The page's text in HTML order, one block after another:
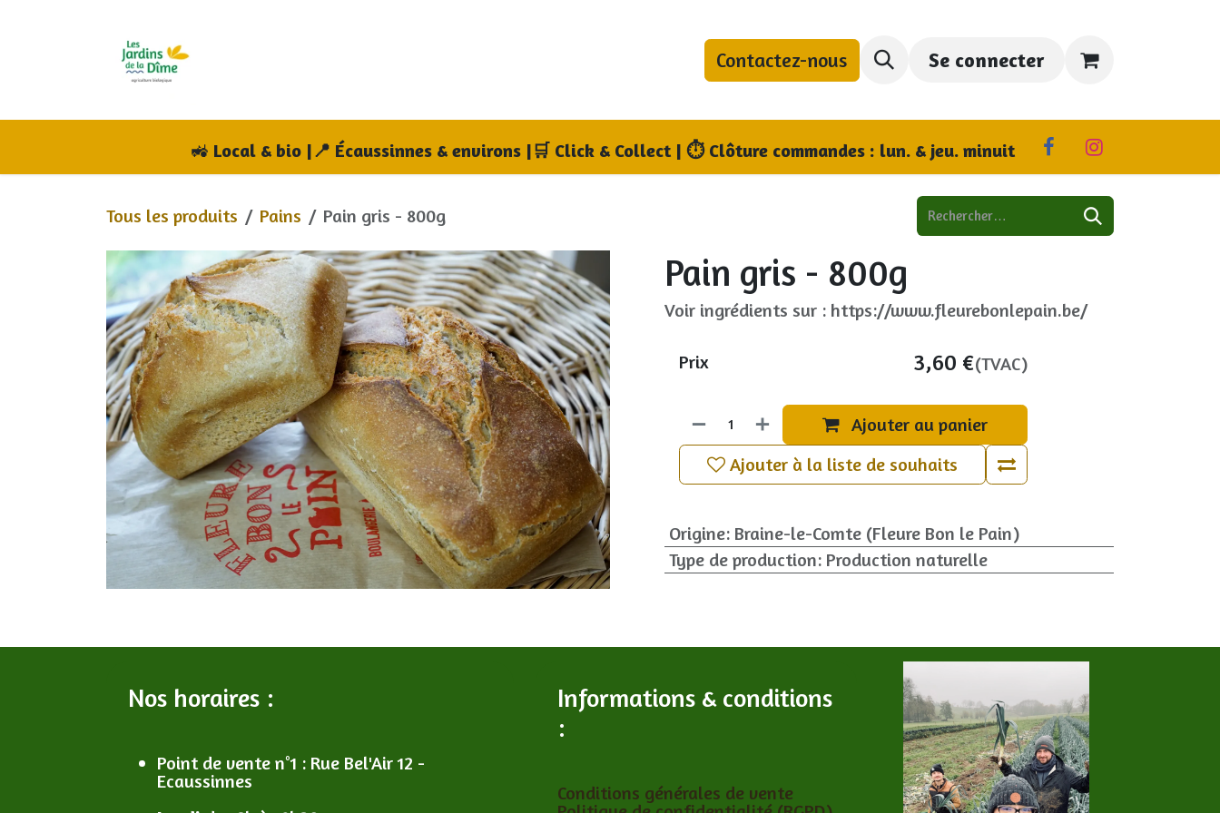
Qui sommes-nous ? Où nous trouver
Contactez-nous Se connecter
🚜 Local & bio |📍 Écaussinnes & environs |🛒 Click & Collect | ⏱ Clôture commandes : lun. & jeu. minuit
Tous les produits Pains Pain gris - 800g
Pain gris - 800g
Voir ingrédients sur : https://www.fleurebonlepain.be/
Ajouter au panier
Ajouter à la liste de souhaits
Prix 3,60 €(TVAC)
Origine: Braine-le-Comte (Fleure Bon le Pain)
Type de production: Production naturelle
Nos horaires :
Point de vente n°1 : Rue Bel'Air 12 -
Ecaussinnes
Informations & conditions
:
Conditions générales de vente